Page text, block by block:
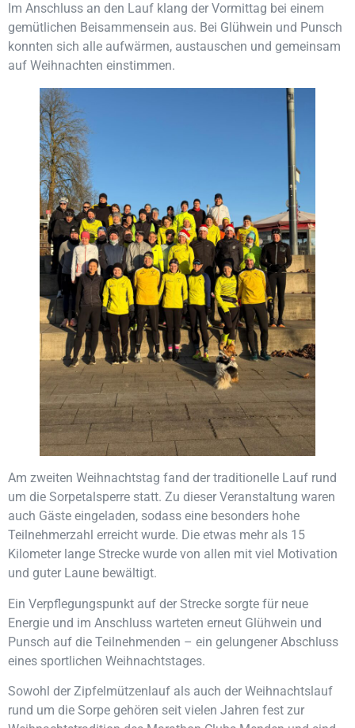
Im Anschluss an den Lauf klang der Vormittag bei einem
gemütlichen Beisammensein aus. Bei Glühwein und Punsch
konnten sich alle aufwärmen, austauschen und gemeinsam
auf Weihnachten einstimmen.
Am zweiten Weihnachtstag fand der traditionelle Lauf rund
um die Sorpetalsperre statt. Zu dieser Veranstaltung waren
auch Gäste eingeladen, sodass eine besonders hohe
Teilnehmerzahl erreicht wurde. Die etwas mehr als 15
Kilometer lange Strecke wurde von allen mit viel Motivation
und guter Laune bewältigt.
Ein Verpflegungspunkt auf der Strecke sorgte für neue
Energie und im Anschluss warteten erneut Glühwein und
Punsch auf die Teilnehmenden – ein gelungener Abschluss
eines sportlichen Weihnachtstages.
Sowohl der Zipfelmützenlauf als auch der Weihnachtslauf
rund um die Sorpe gehören seit vielen Jahren fest zur